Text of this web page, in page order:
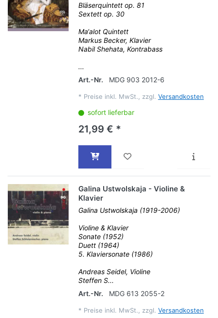
Bläserquintett op. 81
Sextett op. 30
Ma‘alot Quintett
Markus Becker, Klavier
Nabil Shehata, Kontrabass
...
Art.-Nr.
MDG 903 2012-6
* Preise inkl. MwSt., zzgl. Versandkosten
sofort lieferbar
21,99 € *
Galina Ustwolskaja - Violine &
Klavier
Galina Ustwolskaja (1919-2006)
Violine & Klavier
Sonate (1952)
Duett (1964)
5. Klaviersonate (1986)
Andreas Seidel, Violine
Steffen S...
Art.-Nr.
MDG 613 2055-2
* Preise inkl. MwSt., zzgl. Versandkosten